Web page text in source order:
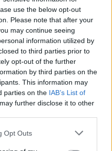
use the below opt-out
Please note that after your
may continue seeing
information utilized by
to third parties prior to
opt-out of the further
by third parties on the
This information may
parties on the IAB’s List of
further disclose it to other
Opt Outs
von 4
.